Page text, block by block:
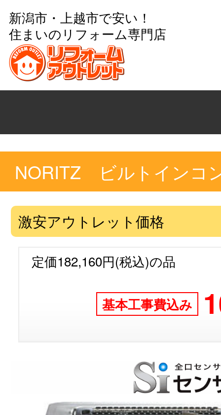
新潟市・上越市で安い！
住まいのリフォーム専門店
NORITZ ビルトインコ
激安アウトレット価格
定価182,160円(税込)の品
基本工事費込み